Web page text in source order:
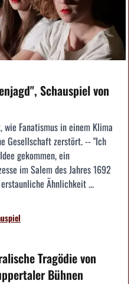
Schauspiel von
Fanatismus in einem Klima
Gesellschaft zerstört. -- "Ich
gekommen, ein
im Salem des Jahres 1692
Ähnlichkeit ...
Tragödie von
Bühnen